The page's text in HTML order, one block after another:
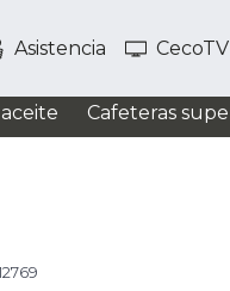
Asistencia CecoTV
Cafeteras